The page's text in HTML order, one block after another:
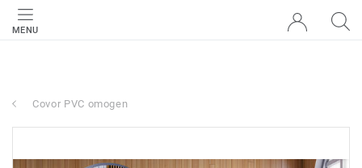
MENU
Covor PVC omogen